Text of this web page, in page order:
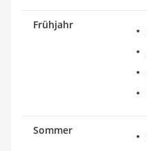
Frühjahr
Sommer